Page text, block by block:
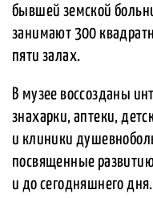
бывшей земской
занимают 300
пяти залах.
В музее воссозданы
знахарки, аптеки,
и клиники
посвященные
и до сегодняшнего